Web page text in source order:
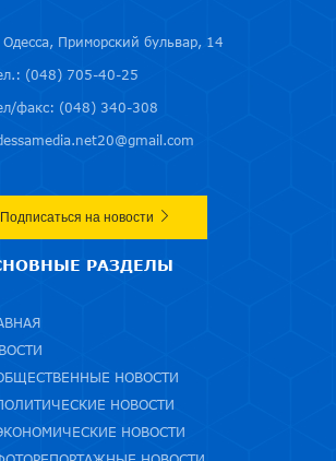
Одесса, Приморский бульвар, 14
(048) 705-40-25
факс: (048) 340-308
Подписаться на новости
РАЗДЕЛЫ
НОВОСТИ
НОВОСТИ
НОВОСТИ